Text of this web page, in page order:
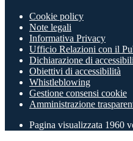
Cookie policy
Note legali
Informativa Privacy
Ufficio Relazioni con il
Dichiarazione di
Obiettivi di accessibilità
Whistleblowing
Gestione consensi cookie
Amministrazione
Pagina visualizzata 1960